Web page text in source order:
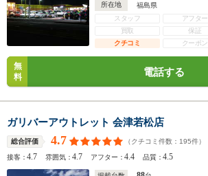
所在地
福島県
スタッフ
アフター
買取
保証
クチコミ
クーポン
無
料
電話する
ガリバーアウトレット 会津若松店
総合評価 4.7 （クチコミ件数： 195件）
接客：4.7 雰囲気：4.7 アフター：4.4 品質：4.5